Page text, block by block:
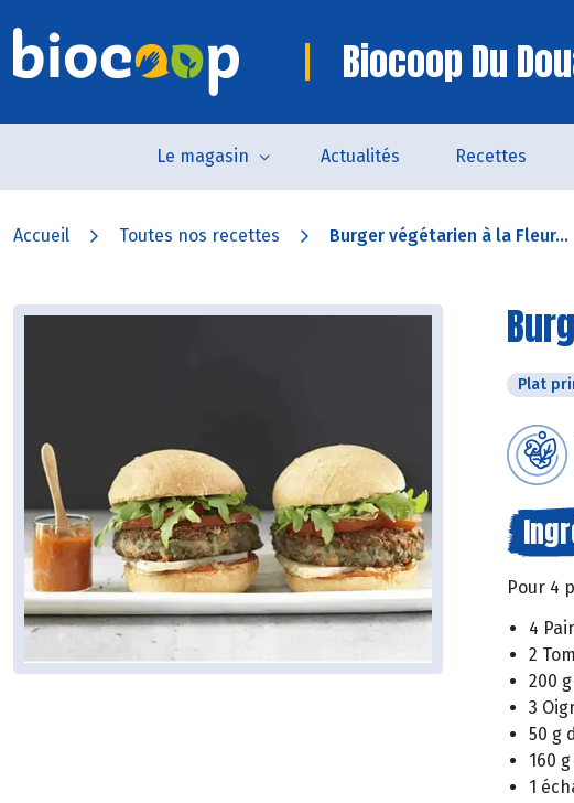
Biocoop Du
Le magasin Actualités Recettes
Accueil Toutes nos recettes Burger végétarien à la Fleur...
Plat
Pour 4
4
2
200
3
50 g
160
1